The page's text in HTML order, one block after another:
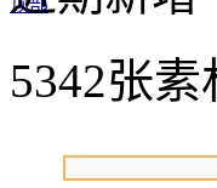
顶部
5342张素